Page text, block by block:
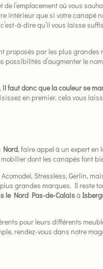
de l’emplacement où vous
intérieur que si votre canapé
à-dire qu’il vous laisse
proposés par les plus
d’augmenter le
il faut donc que la couleur se
en premier, cela vous
Nord, faire appel à un expert en
dont les canapés font
Stressless, Gerlin,
grandes marques. Il reste
le Nord Pas-de-Calaisà
pour leurs différents
rendez-vous dans notre